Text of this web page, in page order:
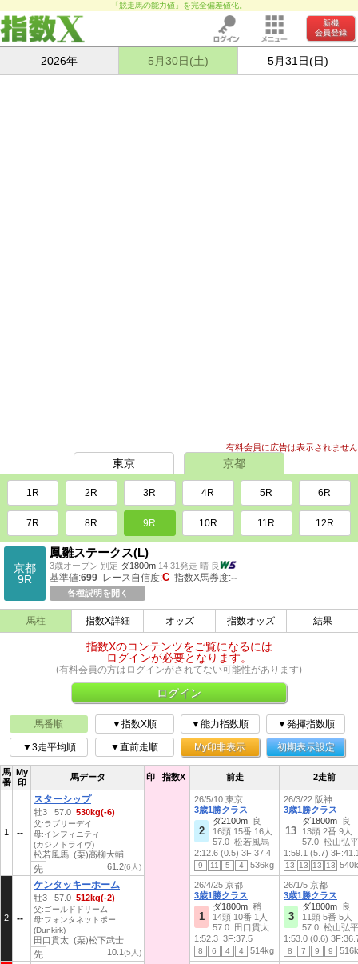
「競走馬の能力値」を完全偏差値化。
新機
会員登録
2026年 5月30日(土) 5月31日(日)
有料会員に広告は表示されません
東京 京都
1R 2R 3R 4R 5R 6R
7R 8R 9R 10R 11R 12R
京都
9R
鳳雛ステークス(L)
3歳オープン 別定 ダ1800m 14:31発走 晴 良
基準値:699 レース自信度:C 指数X馬券度:--
各種説明を開く
馬柱 指数X詳細 オッズ 指数オッズ 結果
指数Xのコンテンツをご覧になるには
ログインが必要となります。
(有料会員の方はログインがされてない可能性があります)
ログイン
馬番順 ▼指数X順 ▼能力指数順 ▼発揮指数順
▼3走平均順 ▼直前走順 My印非表示 初期表示設定
馬
番
My
印
馬データ 印 指数X
1
スターシップ
牡3 57.0 530kg(-6)
父:ラブリーデイ
母:インフィニティ
(カジノドライヴ)
松若風馬 (栗)高柳大輔
61.2(6人)
先
2
ケンタッキーホーム
牡3 57.0 512kg(-2)
父:ゴールドドリーム
母:フォンタネットポー
(Dunkirk)
田口貫太 (栗)松下武士
10.1(5人)
先
前走 2走前
26/5/10 東京
3歳1勝クラス
2
ダ2100m 良
16頭 15番 16人
57.0 松若風馬
2:12.6 (0.5) 3F:37.4
9 11 5 4 536kg
26/3/22 阪神
3歳1勝クラス
13
ダ1800m 良
13頭 2番 9人
57.0 松山弘平
1:59.1 (5.7)
13 13 13 13
26/4/25 京都
3歳1勝クラス
1
ダ1800m 稍
14頭 10番 1人
57.0 田口貫太
1:52.3 3F:37.5
8 6 4 4 514kg
26/1/5 京都
3歳1勝クラス
3
ダ1800m 良
11頭 5番 5人
57.0 松山弘平
1:53.0 (0.6)
8 7 9 9